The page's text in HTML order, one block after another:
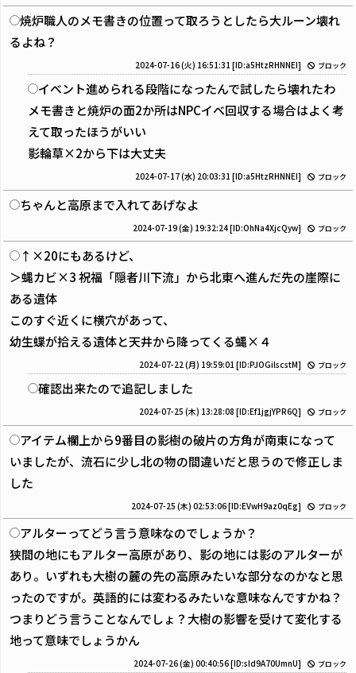
焼炉職人のメモ書きの位置って取ろうとしたら大ルーン壊れ
るよね？
2024-07-16 (火) 16:51:31 [ID:a5HtzRHNNEI] ブロック
イベント進められる段階になったんで試したら壊れたわ
メモ書きと焼炉の面2か所はNPCイベ回収する場合はよく考
えて取ったほうがいい
影輪草×2から下は大丈夫
2024-07-17 (水) 20:03:31 [ID:a5HtzRHNNEI] ブロック
ちゃんと高原まで入れてあげなよ
2024-07-19 (金) 19:32:24[ID:OhNa4XjcQyw] ブロック
↑×20にもあるけど、
＞蝿カビ×3 祝福「隠者川下流」から北東へ進んだ先の崖際に
ある遺体
このすぐ近くに横穴があって、
幼生蝶が拾える遺体と天井から降ってくる蝿×４
2024-07-22 (月) 19:59:01 [ID:PJOGilscstM] ブロック
確認出来たので追記しました
2024-07-25 (木) 13:28:08 [ID:Ef1jgjYPR6Q] ブロック
アイテム欄上から9番目の影樹の破片の方角が南東になって
いましたが、流石に少し北の物の間違いだと思うので修正しま
した
2024-07-25 (木) 02:53:06[ID:EVwH9az0qEg] ブロック
アルターってどう言う意味なのでしょうか？
狭間の地にもアルター高原があり、影の地には影のアルターが
あり。いずれも大樹の麓の先の高原みたいな部分なのかなと思
ったのですが。英語的には変わるみたいな意味なんですかね？
つまりどう言うことなんでしょ？大樹の影響を受けて変化する
地って意味でしょうかん
2024-07-26 (金) 00:40:56[ID:sId9A70UmnU] ブロック